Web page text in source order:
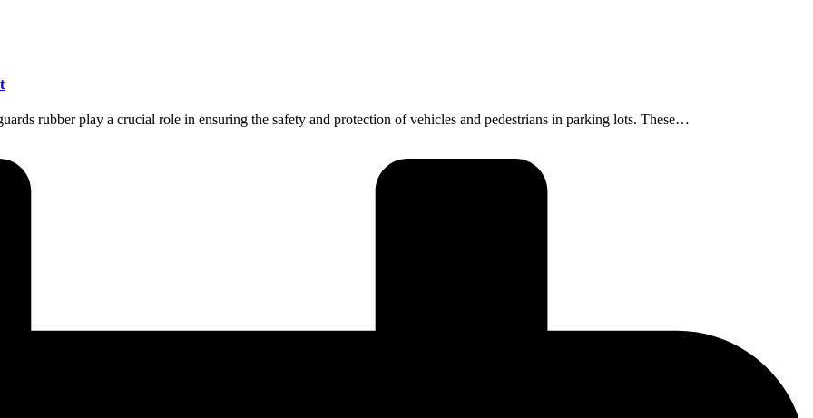
rubber play a crucial role in ensuring the safety and protection of vehicles and pedestrians in parking lots. These…